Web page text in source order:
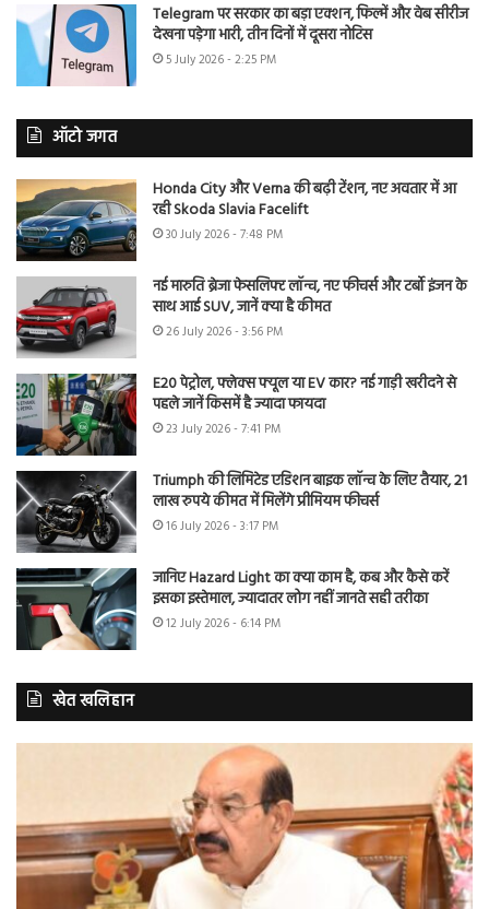
Telegram पर सरकार का बड़ा एक्शन, फिल्में और वेब सीरीज
देखना पड़ेगा भारी, तीन दिनों में दूसरा नोटिस
5 July 2026 - 2:25 PM
ऑटो जगत
Honda City और Verna की बढ़ी टेंशन, नए अवतार में आ
रही Skoda Slavia Facelift
30 July 2026 - 7:48 PM
नई मारुति ब्रेजा फेसलिफ्ट लॉन्च, नए फीचर्स और टर्बो इंजन के
साथ आई SUV, जानें क्या है कीमत
26 July 2026 - 3:56 PM
E20 पेट्रोल, फ्लेक्स फ्यूल या EV कार? नई गाड़ी खरीदने से
पहले जानें किसमें है ज्यादा फायदा
23 July 2026 - 7:41 PM
Triumph की लिमिटेड एडिशन बाइक लॉन्च के लिए तैयार, 21
लाख रुपये कीमत में मिलेंगे प्रीमियम फीचर्स
16 July 2026 - 3:17 PM
जानिए Hazard Light का क्या काम है, कब और कैसे करें
इसका इस्तेमाल, ज्यादातर लोग नहीं जानते सही तरीका
12 July 2026 - 6:14 PM
खेत खलिहान